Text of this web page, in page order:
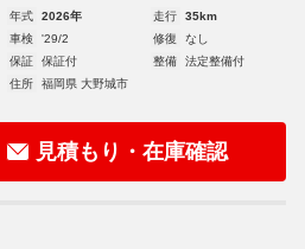
年式 2026年 走行
35km
車検
'29/2 修復
なし
保証
保証付 整備
法定整備付
住所
福岡県 大野城市
見積もり・在庫確認